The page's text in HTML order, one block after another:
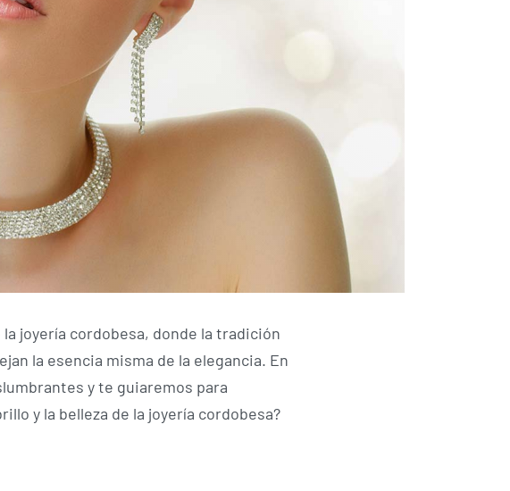
joyería cordobesa, donde la tradición
la esencia misma de la elegancia. En
y te guiaremos para
y la belleza de la joyería cordobesa?